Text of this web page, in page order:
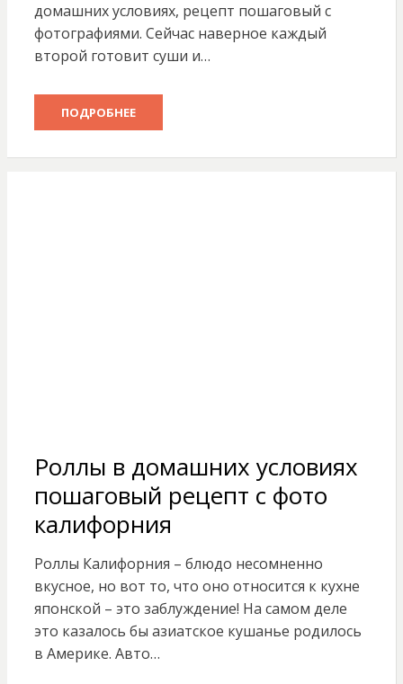
домашних условиях, рецепт пошаговый с
фотографиями. Сейчас наверное каждый
второй готовит суши и…
ПОДРОБНЕЕ
Роллы в домашних условиях
пошаговый рецепт с фото
калифорния
Роллы Калифорния – блюдо несомненно
вкусное, но вот то, что оно относится к кухне
японской – это заблуждение! На самом деле
это казалось бы азиатское кушанье родилось
в Америке. Авто…